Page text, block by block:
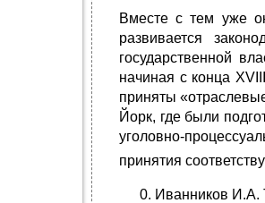
Вместе с тем уже
развивается
государственной
начиная с конца
приняты
Йорк, где были
уголовно-
принятия
Иванников И.А.